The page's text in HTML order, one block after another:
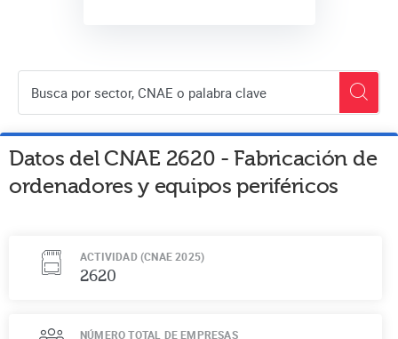
Datos del CNAE 2620 - Fabricación de
ordenadores y equipos periféricos
ACTIVIDAD (CNAE 2025)
2620
NÚMERO TOTAL DE EMPRESAS